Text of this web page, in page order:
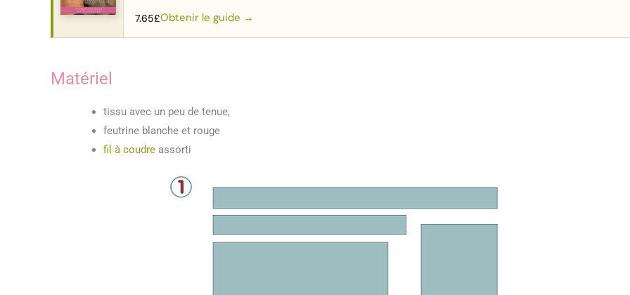
7.65£Obtenir le guide →
Matériel
tissu avec un peu de tenue,
feutrine blanche et rouge
fil à coudre assorti